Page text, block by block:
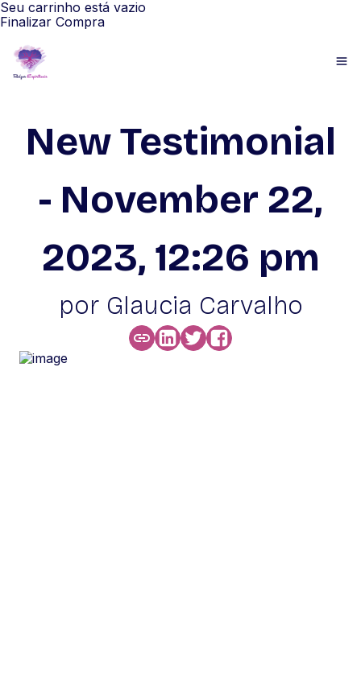
Seu carrinho está vazio
Finalizar Compra
New Testimonial
- November 22,
2023, 12:26 pm
por Glaucia Carvalho